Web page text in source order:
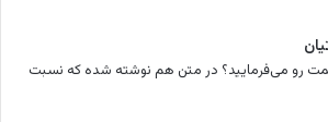
رو می‌فرمایید؟ در متن هم نوشته شده که نسبت